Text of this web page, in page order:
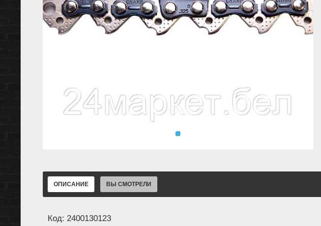
ОПИСАНИЕ ВЫ СМОТРЕЛИ
Код: 2400130123